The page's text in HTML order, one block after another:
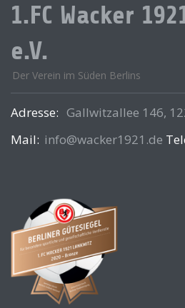
1.FC Wacker
e.V.
Der Verein im Süden Berlins
Adresse: Gallwitzallee 146,
Mail: info@wacker1921.de